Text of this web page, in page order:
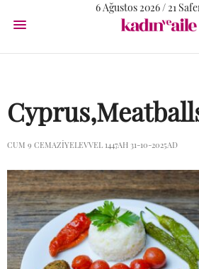
6 Ağustos 2026 / 21
CUM 9 CEMAZIYELEVVEL 1447AH 31-10-2025AD